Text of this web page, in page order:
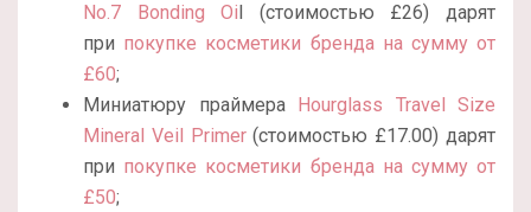
No.7 Bonding Oi l (стоимостью £26) дарят
при покупке косметики бренда на сумму от
£60;
Миниатюру праймера
Hourglass Travel Size
Mineral Veil Primer(стоимостью £17.00)дарят
при покупке косметики бренда на сумму от
£50;